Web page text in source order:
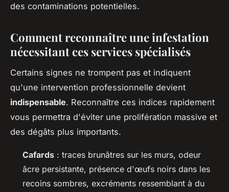
des contaminations potentielles.
Comment reconnaître une infestation
nécessitant ces services spécialisés
Certains signes ne trompent pas et indiquent
qu'une intervention professionnelle devient
indispensable. Reconnaître ces indices rapidement
vous permettra d'éviter une prolifération massive et
des dégâts plus importants.
Cafards : traces brunâtres sur les murs, odeur
âcre persistante, présence d'œufs noirs dans les
recoins sombres, excréments ressemblant à du